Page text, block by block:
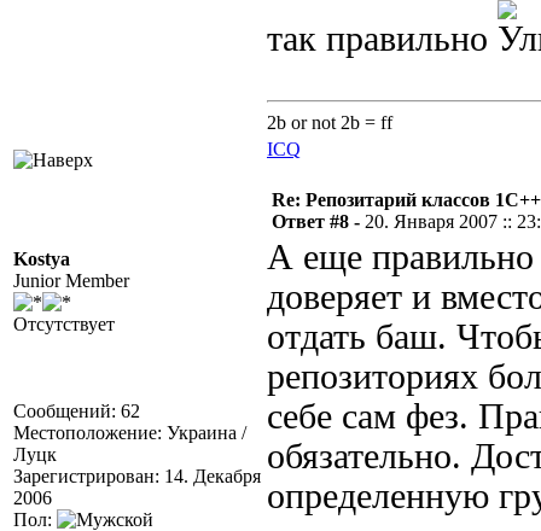
так правильно
2b or not 2b = ff
ICQ
Kostya
Junior Member
Отсутствует
Сообщений: 62
Местоположение: Украина /
Луцк
Зарегистрирован: 14. Декабря
2006
Пол:
Re: Репозитарий классов
Ответ #8 - 20. Января 2007 ::
А еще правильно
доверяет и
отдать баш.
репозиториях
себе сам фез.
обязательно.
определенную